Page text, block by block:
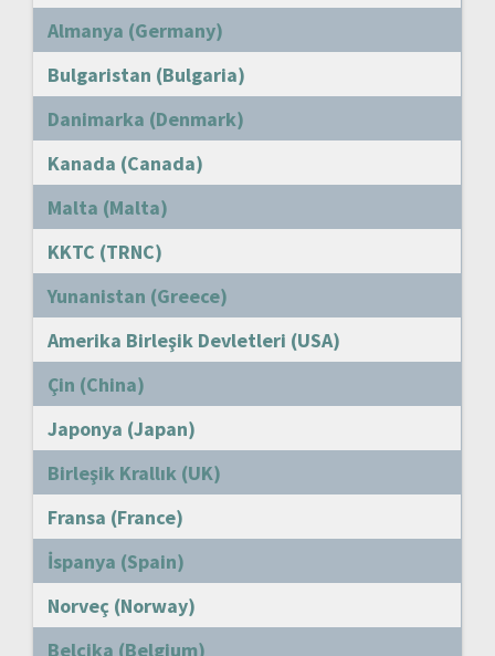
Almanya (Germany)
Bulgaristan (Bulgaria)
Danimarka (Denmark)
Kanada (Canada)
Malta (Malta)
KKTC (TRNC)
Yunanistan (Greece)
Amerika Birleşik Devletleri (USA)
Çin (China)
Japonya (Japan)
Birleşik Krallık (UK)
Fransa (France)
İspanya (Spain)
Norveç (Norway)
Belçika (Belgium)